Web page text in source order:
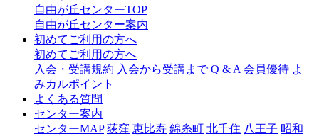
ャ
自由が丘センターTOP
自由が丘センター案内
初めてご利用の方へ
初めてご利用の方へ
入会・受講規約 入会から受講まで Q & A 会員優待 よ
みカルポイント
よくある質問
センター案内
センターMAP 荻窪 恵比寿 錦糸町 北千住 八王子 昭和